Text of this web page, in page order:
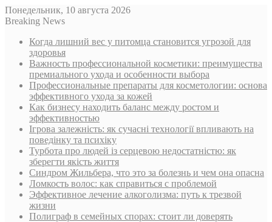
Понедельник, 10 августа 2026
Breaking News
Когда лишний вес у питомца становится угрозой для
здоровья
Важность профессиональной косметики: преимущества
премиального ухода и особенности выбора
Профессиональные препараты для косметологии: основа
эффективного ухода за кожей
Как бизнесу находить баланс между ростом и
эффективностью
Ігрова залежність: як сучасні технології впливають на
поведінку та психіку
Турбота про людей із серцевою недостатністю: як
зберегти якість життя
Синдром Жильбера, что это за болезнь и чем она опасна
Ломкость волос: как справиться с проблемой
Эффективное лечение алкоголизма: путь к трезвой
жизни
Полиграф в семейных спорах: стоит ли доверять